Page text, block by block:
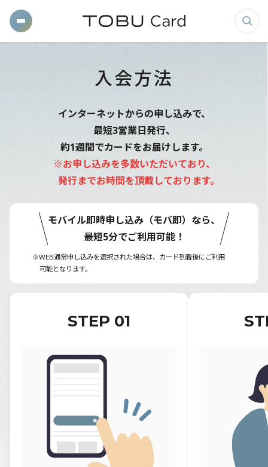
メ
ニ
検
索
入会方法
インターネットからの申し込みで、
最短3営業日発行、
約1週間でカードをお届けします。
※お申し込みを多数いただいており、
発行までお時間を頂戴しております。
モバイル即時申し込み（モバ即）なら、
最短5分でご利用可能！
※WEB通常申し込みを選択された場合は、カード到着後にご利用
可能となります。
STEP 01